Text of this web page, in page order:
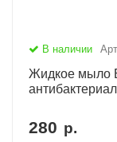
В наличии
Жидкое мыло
280 р.